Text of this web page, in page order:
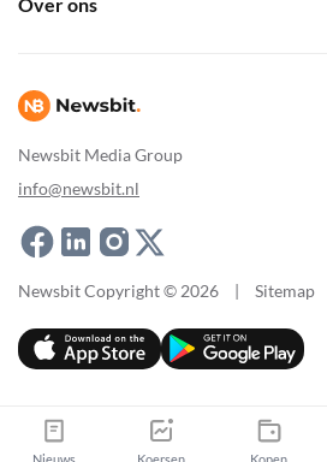
Newsbit Media Group
info@newsbit.nl
Over ons
Newsbit Copyright © 2026 | Sitemap